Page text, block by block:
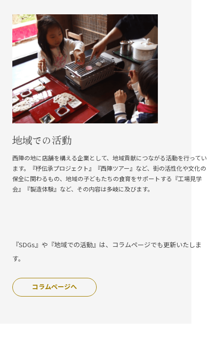
地域での活動
西陣の地に店舗を構える企業として、地域貢献につながる活動を行ってい
ます。『杼伝承プロジェクト』『西陣ツアー』など、街の活性化や文化の
保全に関わるもの、地域の子どもたちの食育をサポートする『工場見学
会』『製造体験』など、その内容は多岐に及びます。
『SDGs』や『地域での活動』は、コラムページでも更新いたしま
す。
コラムページへ